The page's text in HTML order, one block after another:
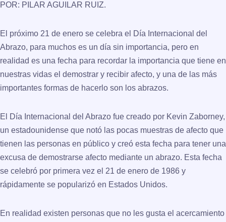
POR: PILAR AGUILAR RUIZ.
El próximo 21 de enero se celebra el Día Internacional del
Abrazo, para muchos es un día sin importancia, pero en
realidad es una fecha para recordar la importancia que tiene en
nuestras vidas el demostrar y recibir afecto, y una de las más
importantes formas de hacerlo son los abrazos.
El Día Internacional del Abrazo fue creado por Kevin Zaborney,
un estadounidense que notó las pocas muestras de afecto que
tienen las personas en público y creó esta fecha para tener una
excusa de demostrarse afecto mediante un abrazo. Esta fecha
se celebró por primera vez el 21 de enero de 1986 y
rápidamente se popularizó en Estados Unidos.
En realidad existen personas que no les gusta el acercamiento